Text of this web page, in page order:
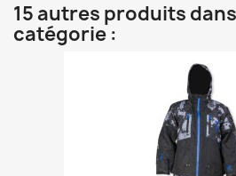
15 autres produits
catégorie :